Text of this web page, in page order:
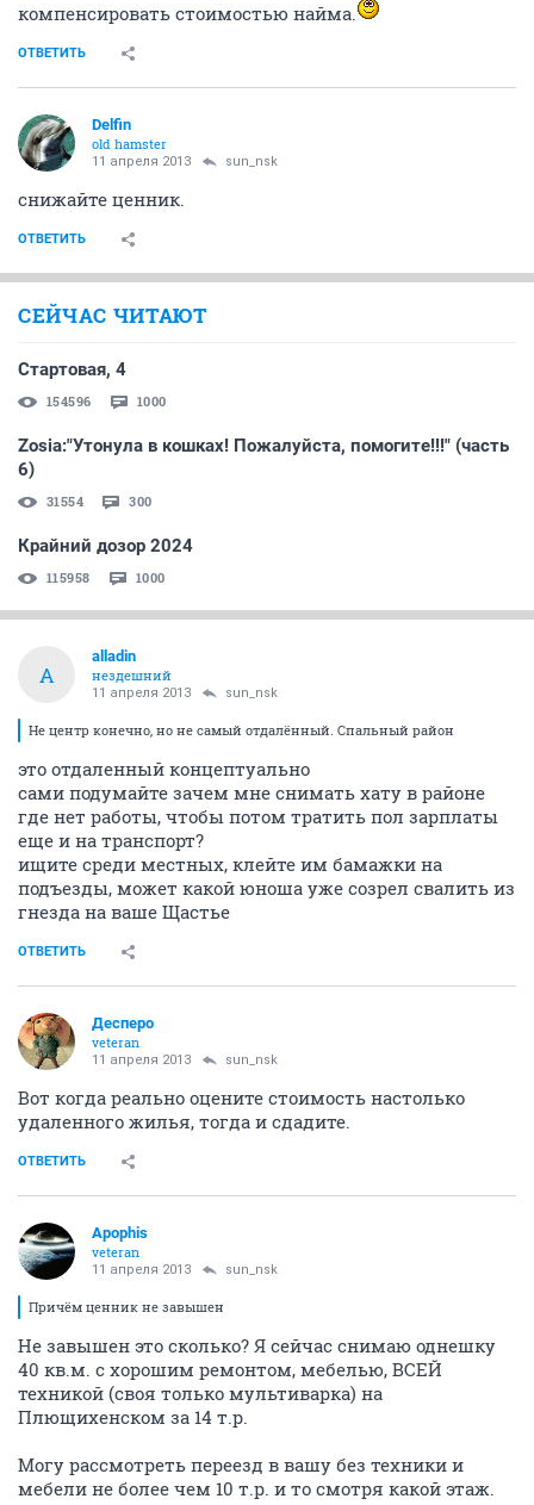
компенсировать стоимостью найма.
ОТВЕТИТЬ
Delfin
old hamster
11 апреля 2013 sun_nsk
снижайте ценник.
ОТВЕТИТЬ
СЕЙЧАС ЧИТАЮТ
Стартовая, 4
154596 1000
Zosia:"Утонула в кошках! Пожалуйста, помогите!!!" (часть
6)
31554 300
Крайний дозор 2024
115958 1000
A
alladin
нездешний
11 апреля 2013 sun_nsk
Не центр конечно, но не самый отдалённый. Спальный район
это отдаленный концептуально
сами подумайте зачем мне снимать хату в районе
где нет работы, чтобы потом тратить пол зарплаты
еще и на транспорт?
ищите среди местных, клейте им бамажки на
подъезды, может какой юноша уже созрел свалить из
гнезда на ваше Щастье
ОТВЕТИТЬ
Десперо
veteran
11 апреля 2013 sun_nsk
Вот когда реально оцените стоимость настолько
удаленного жилья, тогда и сдадите.
ОТВЕТИТЬ
Apophis
veteran
11 апреля 2013 sun_nsk
Причём ценник не завышен
Не завышен это сколько? Я сейчас снимаю однешку
40 кв.м. с хорошим ремонтом, мебелью, ВСЕЙ
техникой (своя только мультиварка) на
Плющихенском за 14 т.р.
Могу рассмотреть переезд в вашу без техники и
мебели не более чем 10 т.р. и то смотря какой этаж.